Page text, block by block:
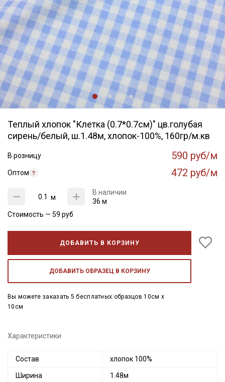
Теплый хлопок "Клетка (0.7*0.7см)" цв.голубая
сирень/белый, ш.1.48м, хлопок-100%, 160гр/м.кв
В розницу 590 руб/м
Оптом 472 руб/м
м
В наличии
36 м
Стоимость — 59 руб
ДОБАВИТЬ В КОРЗИНУ
ДОБАВИТЬ ОБРАЗЕЦ В КОРЗИНУ
Вы можете заказать 5 бесплатных образцов 10см x
10см
Характеристики
Состав хлопок 100%
Ширина 1.48м